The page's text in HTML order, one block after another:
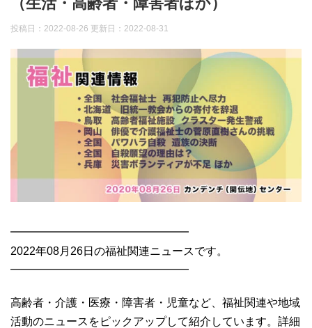
投稿日：2022-08-26 更新日： 2022-08-31
━━━━━━━━━━━━━━━━
2022年08月26日の福祉関連ニュースです。
━━━━━━━━━━━━━━━━
高齢者・介護・医療・障害者・児童など、福祉関連や地域
活動のニュースをピックアップして紹介しています。詳細